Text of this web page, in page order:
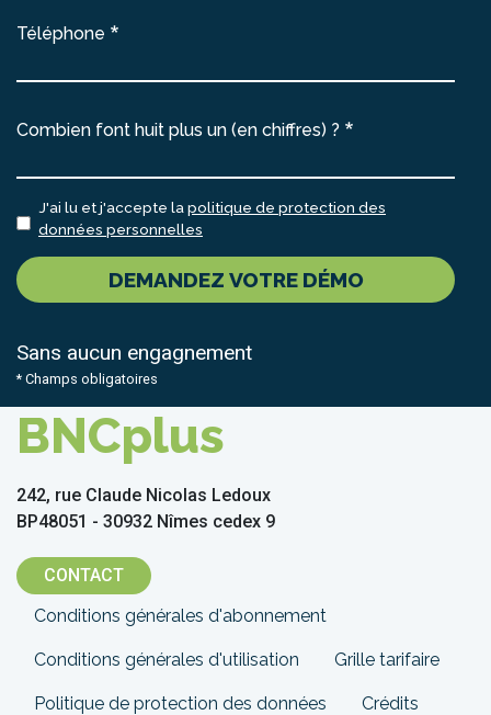
Téléphone
Combien font huit plus un (en chiffres) ?
J'ai lu et j'accepte la politique de protection des
données personnelles
DEMANDEZ VOTRE DÉMO
Sans aucun engagnement
* Champs obligatoires
BNCplus
242, rue Claude Nicolas Ledoux
BP48051 - 30932 Nîmes cedex 9
CONTACT
Menu
Pied
de
Conditions générales d'abonnement
Conditions générales d'utilisation Grille tarifaire
Politique de protection des données Crédits